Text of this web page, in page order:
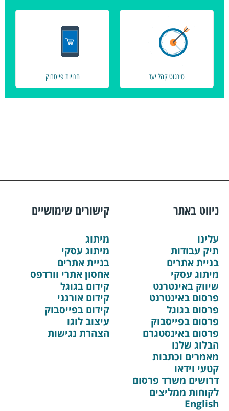
טירגוט קהל יעד חנויות פייסבוק
ניווט באתר
עלינו
תיק עבודות
בניית אתרים
מיתוג עסקי
שיווק באינטרנט
פרסום באינטרנט
פרסום בגוגל
פרסום בפייסבוק
פרסום באינסטגרם
הבלוג שלנו
מאמרים וכתבות
קטעי וידאו
דרושים משרד פרסום
לקוחות ממליצים
English
קישורים שימושיים
מיתוג
מיתוג עסקי
בניית אתרים
אחסון אתרי וורדפס
קידום בגוגל
קידום אורגני
קידום בפייסבוק
עיצוב לוגו
הצהרת נגישות